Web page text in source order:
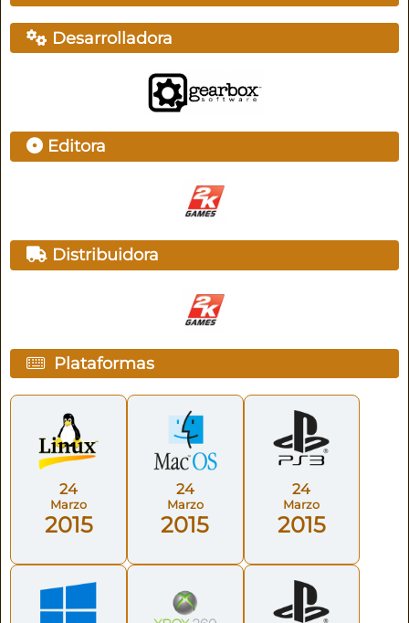
Desarrolladora
Editora
Distribuidora
Plataformas
24
Marzo
2015
24
Marzo
2015
24
Marzo
2015